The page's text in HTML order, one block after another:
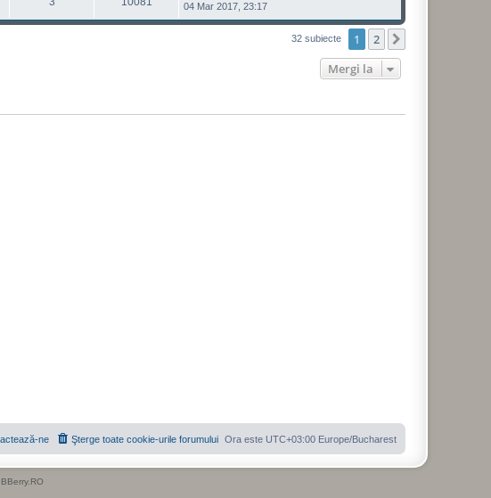
04 Mar 2017, 23:17
32 subiecte 1 2
Mergi la
Ora este UTC+03:00 Europe/Bucharest
Şterge toate cookie-urile forumului
ne